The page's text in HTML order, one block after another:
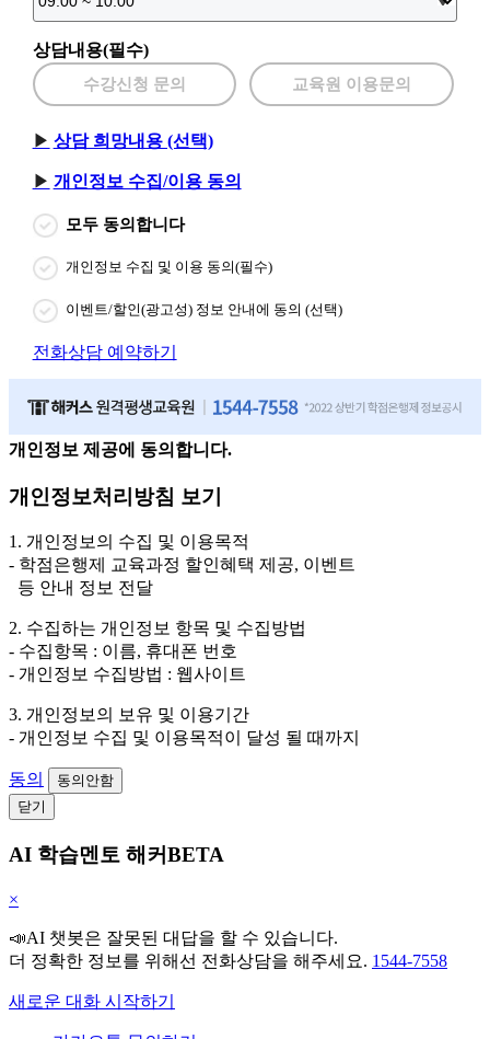
상담내용(필수)
수강신청 문의 교육원 이용문의
상담 희망내용 (선택)
개인정보 수집/이용 동의
모두 동의합니다
개인정보 수집 및 이용 동의(필수)
이벤트/할인(광고성) 정보 안내에 동의 (선택)
전화상담 예약하기
개인정보 제공에 동의합니다.
개인정보처리방침 보기
1. 개인정보의 수집 및 이용목적
- 학점은행제 교육과정 할인혜택 제공, 이벤트
등 안내 정보 전달
2. 수집하는 개인정보 항목 및 수집방법
- 수집항목 : 이름, 휴대폰 번호
- 개인정보 수집방법 : 웹사이트
3. 개인정보의 보유 및 이용기간
- 개인정보 수집 및 이용목적이 달성 될 때까지
동의
동의안함
닫기
AI 학습멘토 해커BETA
×
📣AI 챗봇은 잘못된 대답을 할 수 있습니다.
더 정확한 정보를 위해선 전화상담을 해주세요. 1544-7558
새로운 대화 시작하기